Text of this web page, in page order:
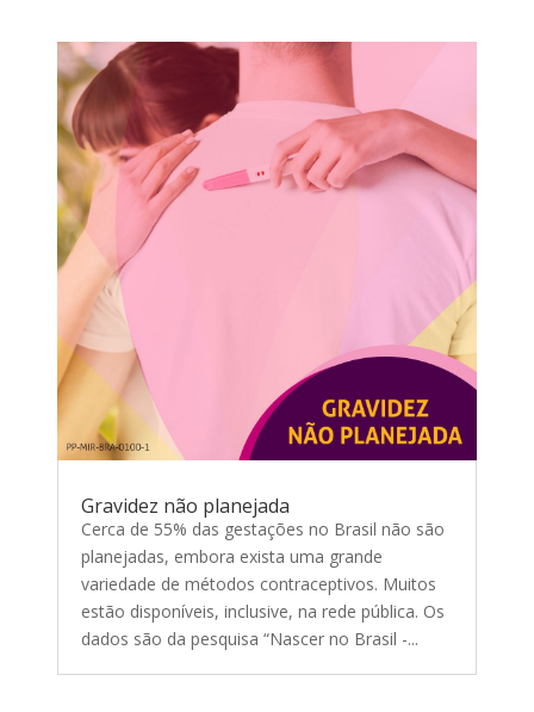
Gravidez não planejada
Cerca de 55% das gestações no Brasil não são
planejadas, embora exista uma grande
variedade de métodos contraceptivos. Muitos
estão disponíveis, inclusive, na rede pública. Os
dados são da pesquisa “Nascer no Brasil -...